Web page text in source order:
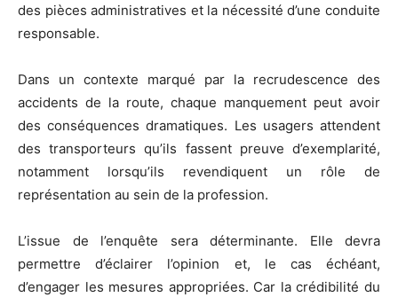
des pièces administratives et la nécessité d’une conduite
responsable.
Dans un contexte marqué par la recrudescence des
accidents de la route, chaque manquement peut avoir
des conséquences dramatiques. Les usagers attendent
des transporteurs qu’ils fassent preuve d’exemplarité,
notamment lorsqu’ils revendiquent un rôle de
représentation au sein de la profession.
L’issue de l’enquête sera déterminante. Elle devra
permettre d’éclairer l’opinion et, le cas échéant,
d’engager les mesures appropriées. Car la crédibilité du